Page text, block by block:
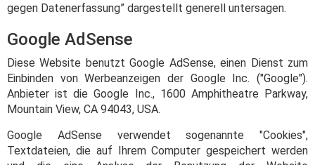
gegen Datenerfassung” dargestellt generell untersagen.
Google AdSense
Diese Website benutzt Google AdSense, einen Dienst zum
Einbinden von Werbeanzeigen der Google Inc. ("Google").
Anbieter ist die Google Inc., 1600 Amphitheatre Parkway,
Mountain View, CA 94043, USA.
Google AdSense verwendet sogenannte "Cookies",
Textdateien, die auf Ihrem Computer gespeichert werden